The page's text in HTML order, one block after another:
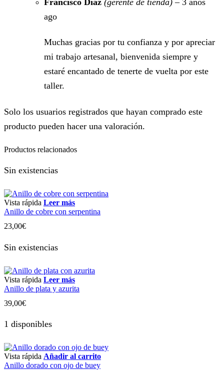
ago
Muchas gracias por tu confianza y por apreciar
mi trabajo artesanal, bienvenida siempre y
estaré encantado de tenerte de vuelta por este
taller.
Solo los usuarios registrados que hayan comprado este
producto pueden hacer una valoración.
Productos relacionados
Sin existencias
Vista rápida Leer más
Anillo de cobre con serpentina
23,00€
Sin existencias
Vista rápida Leer más
Anillo de plata y azurita
39,00€
1 disponibles
Vista rápida Añadir al carrito
Anillo dorado con ojo de buey